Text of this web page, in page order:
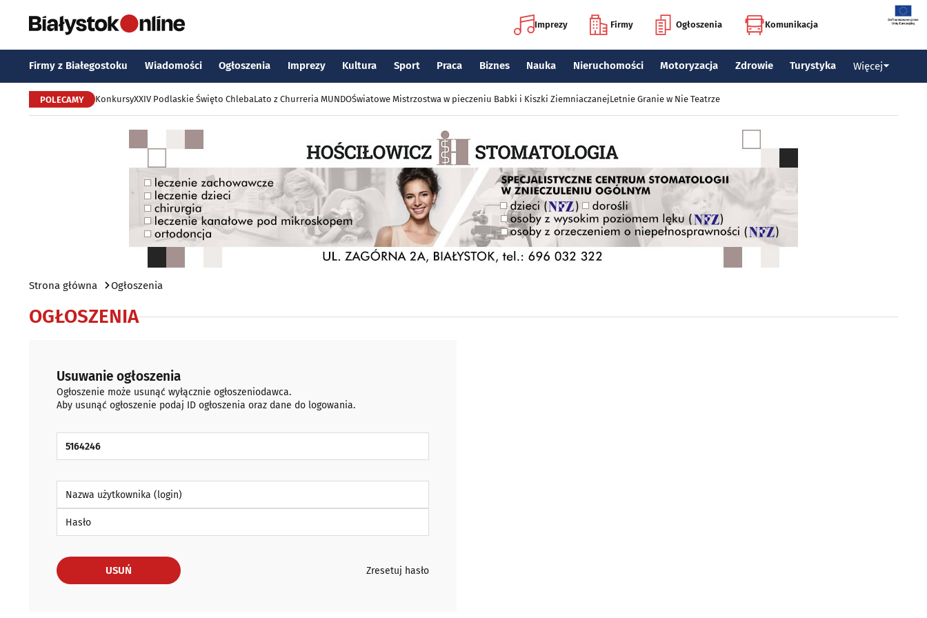
Imprezy Firmy Ogłoszenia Komunikacja
Firmy z Białegostoku Wiadomości Ogłoszenia Imprezy Kultura Sport Praca Biznes Nauka Nieruchomości Motoryzacja Zdrowie Turystyka Więcej
POLECAMY KonkursyXXIV Podlaskie Święto ChlebaLato z Churreria MUNDOŚwiatowe Mistrzostwa w pieczeniu Babki i Kiszki ZiemniaczanejLetnie Granie w Nie Teatrze
Strona główna Ogłoszenia
OGŁOSZENIA
Usuwanie ogłoszenia
Ogłoszenie może usunąć wyłącznie ogłoszeniodawca.
Aby usunąć ogłoszenie podaj ID ogłoszenia oraz dane do logowania.
USUŃ Zresetuj hasło